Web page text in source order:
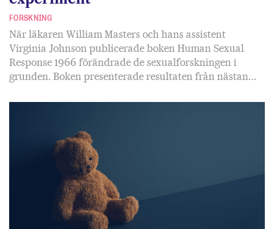
FORSKNING
När läkaren William Masters och hans assistent
Virginia Johnson publicerade boken Human Sexual
Response 1966 förändrade de sexualforskningen i
grunden. Boken presenterade resultaten från nästan…